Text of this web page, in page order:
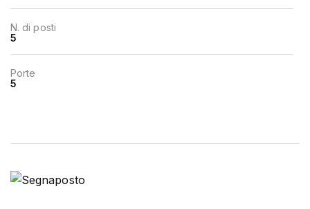
N. di posti
5
Porte
5